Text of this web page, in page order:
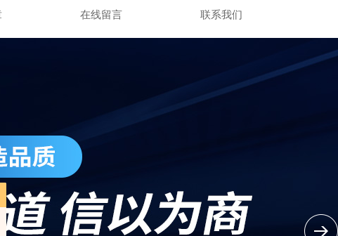
在线留言 联系我们